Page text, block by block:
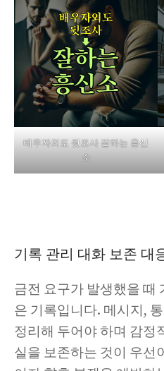
배우자외도 뒷조사 잘하는 흥신
소
기록 관리 대화 보존 대
금전 요구가 발생했을 때
은 기록입니다. 메시지,
정리해 두어야 하며 감정
실을 보존하는 것이 우선